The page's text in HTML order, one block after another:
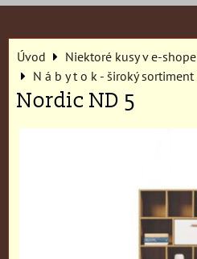
Úvod
Niektoré kusy v e-shope
N á b y t o k - široký sortiment
Nordic ND 5